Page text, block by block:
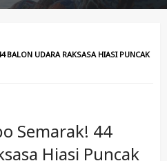
BALON UDARA RAKSASA HIASI PUNCAK
Semarak! 44
Hiasi Puncak